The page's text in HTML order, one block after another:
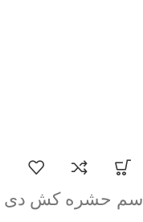
سم حشره کش دی